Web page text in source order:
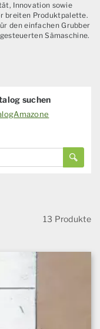
Innovation sowie
breiten Produktpalette.
den einfachen Grubber
Sämaschine.
suchen
13 Produkte